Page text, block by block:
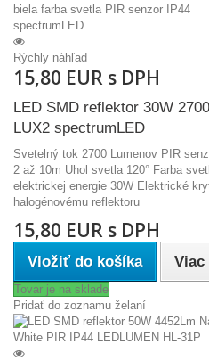
Rýchly náhľad
15,80 EUR s DPH
LED SMD reflektor 30W
LUX2 spectrumLED
Svetelný tok 2700 Lumenov PIR
2 až 10m Uhol svetla 120° Farba
elektrickej energie 30W Elektrické
halogénovému reflektoru
15,80 EUR s DPH
Vložiť do košíka Viac
Tovar je na sklade
Pridať do zoznamu želaní